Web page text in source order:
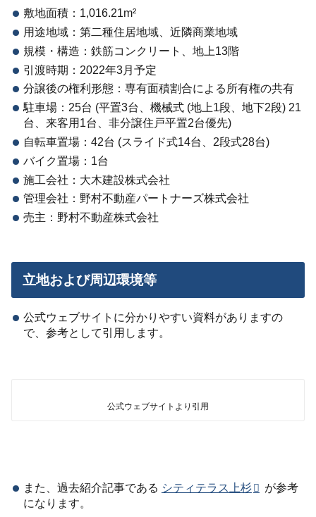
敷地面積：1,016.21m²
用途地域：第二種住居地域、近隣商業地域
規模・構造：鉄筋コンクリート、地上13階
引渡時期：2022年3月予定
分譲後の権利形態：専有面積割合による所有権の共有
駐車場：25台 (平置3台、機械式 (地上1段、地下2段) 21
台、来客用1台、非分譲住戸平置2台優先)
自転車置場：42台 (スライド式14台、2段式28台)
バイク置場：1台
施工会社：大木建設株式会社
管理会社：野村不動産パートナーズ株式会社
売主：野村不動産株式会社
立地および周辺環境等
公式ウェブサイトに分かりやすい資料がありますの
で、参考として引用します。
公式ウェブサイトより引用
また、過去紹介記事である シティテラス上杉
が参考
になります。